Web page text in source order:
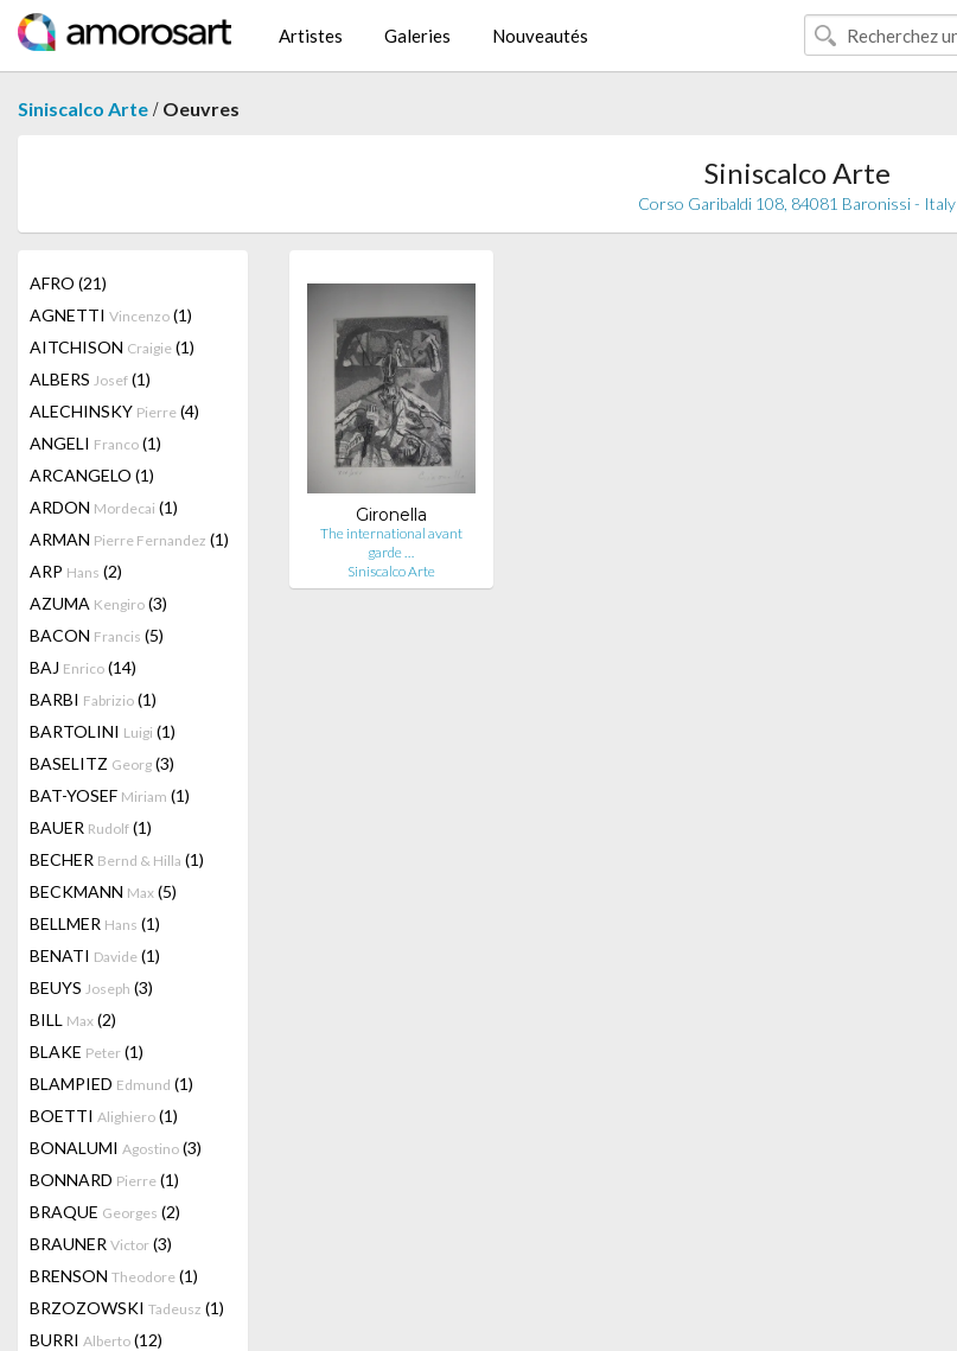
Artistes Galeries Nouveautés
Siniscalco Arte / Oeuvres
Siniscalco Arte
Corso Garibaldi 108, 84081 Baronissi - Italy
AFRO (21)
AGNETTI Vincenzo (1)
AITCHISON Craigie (1)
ALBERS Josef (1)
ALECHINSKY Pierre (4)
ANGELI Franco (1)
ARCANGELO (1)
ARDON Mordecai (1)
ARMAN Pierre Fernandez (1)
ARP Hans (2)
AZUMA Kengiro (3)
BACON Francis (5)
BAJ Enrico (14)
BARBI Fabrizio (1)
BARTOLINI Luigi (1)
BASELITZ Georg (3)
BAT-YOSEF Miriam (1)
BAUER Rudolf (1)
BECHER Bernd & Hilla (1)
BECKMANN Max (5)
BELLMER Hans (1)
BENATI Davide (1)
BEUYS Joseph (3)
BILL Max (2)
BLAKE Peter (1)
BLAMPIED Edmund (1)
BOETTI Alighiero (1)
BONALUMI Agostino (3)
BONNARD Pierre (1)
BRAQUE Georges (2)
BRAUNER Victor (3)
BRENSON Theodore (1)
BRZOZOWSKI Tadeusz (1)
BURRI Alberto (12)
Gironella
The international avant
garde …
Siniscalco Arte